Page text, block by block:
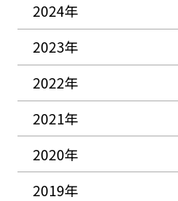
2024年
2023年
2022年
2021年
2020年
2019年